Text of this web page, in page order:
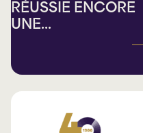
RÉUSSIE ENCORE
UNE...